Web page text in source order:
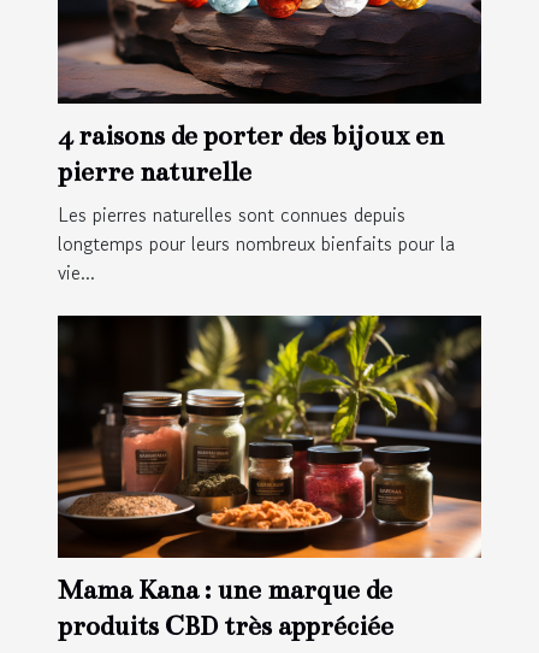
4 raisons de porter des bijoux en
pierre naturelle
Les pierres naturelles sont connues depuis
longtemps pour leurs nombreux bienfaits pour la
vie...
Mama Kana : une marque de
produits CBD très appréciée